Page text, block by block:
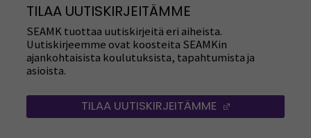
TILAA UUTISKIRJEITÄMME
SEAMK tuottaa uutiskirjeitä eri aiheista.
Uutiskirjeemme ovat koosteita SEAMKin
ajankohtaisista koulutuksista, tapahtumista ja
asioista.
TILAA UUTISKIRJEITÄMME